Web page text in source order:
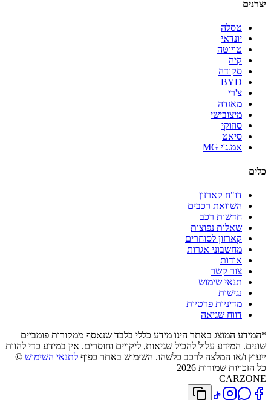
יצרנים
טסלה
יונדאי
טויוטה
קיה
סקודה
BYD
צ'רי
מאזדה
מיצובישי
סוזוקי
סיאט
אמ.ג'י MG
כלים
דו"ח קארזון
השוואת רכבים
חדשות רכב
שאלות נפוצות
קארזון לסוחרים
מחשבוני אגרות
אודות
צור קשר
תנאי שימוש
נגישות
מדיניות פרטיות
דווח שגיאה
*המידע המוצג באתר הינו מידע כללי בלבד שנאסף ממקורות פומביים
שונים. המידע עלול להכיל שגיאות, ליקויים וחוסרים. אין במידע כדי להוות
ייעוץ ו/או המלצה לרכב כלשהו. השימוש באתר כפוף לתנאי השימוש ©
כל הזכויות שמורות 2026
CARZONE